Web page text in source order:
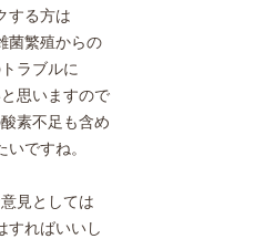
する方は
菌繁殖からの
ラブルに
思いますので
素不足も含め
いですね。
見としては
すればいいし